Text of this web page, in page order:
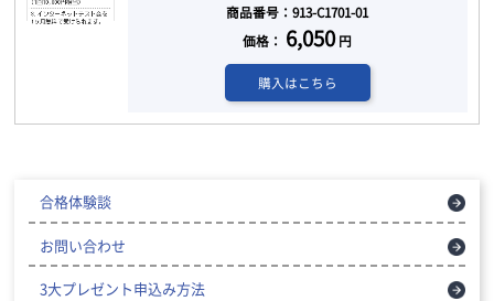
商品番号：913-C1701-01
価格： 6,050円
購入はこちら
合格体験談
お問い合わせ
3大プレゼント申込み方法